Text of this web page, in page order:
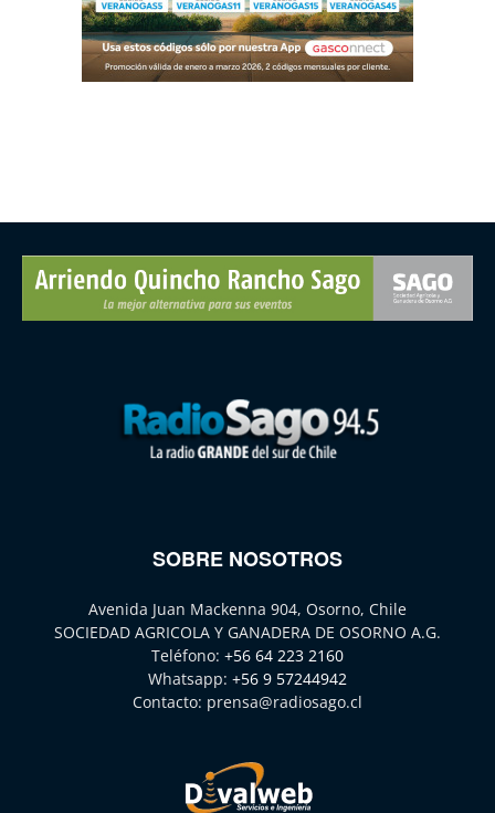
SOBRE NOSOTROS
Avenida Juan Mackenna 904, Osorno, Chile
SOCIEDAD AGRICOLA Y GANADERA DE OSORNO A.G.
Teléfono: +56 64 223 2160
Whatsapp: +56 9 57244942
Contacto: prensa@radiosago.cl